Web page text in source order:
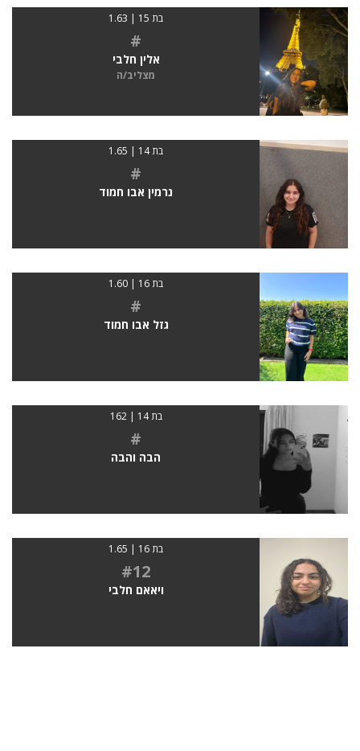
בת 15 | 1.63
#
אלין חלבי
מצליב/ה
בת 14 | 1.65
#
נרמין אבו חמוד
בת 16 | 1.60
#
גזל אבו חמוד
בת 14 | 162
#
הבה והבה
בת 16 | 1.65
#12
ויאאם חלבי